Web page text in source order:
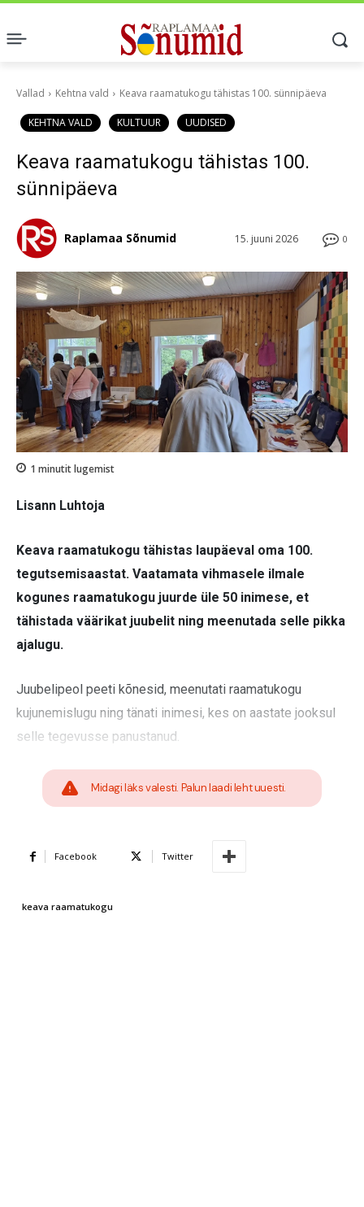
Vallad Kehtna vald Keava raamatukogu tähistas 100. sünnipäeva
KEHTNA VALD KULTUUR UUDISED
Keava raamatukogu tähistas 100.
sünnipäeva
0
15. juuni 2026
Raplamaa Sõnumid
1 minutit lugemist
Lisann Luhtoja
Keava raamatukogu tähistas laupäeval oma 100.
tegutsemisaastat. Vaatamata vihmasele ilmale
kogunes raamatukogu juurde üle 50 inimese, et
tähistada väärikat juubelit ning meenutada selle pikka
ajalugu.
Juubelipeol peeti kõnesid, meenutati raamatukogu
kujunemislugu ning tänati inimesi, kes on aastate jooksul
selle tegevusse panustanud.
Midagi läks valesti. Palun laadi leht uuesti.
Facebook Twitter
keava raamatukogu